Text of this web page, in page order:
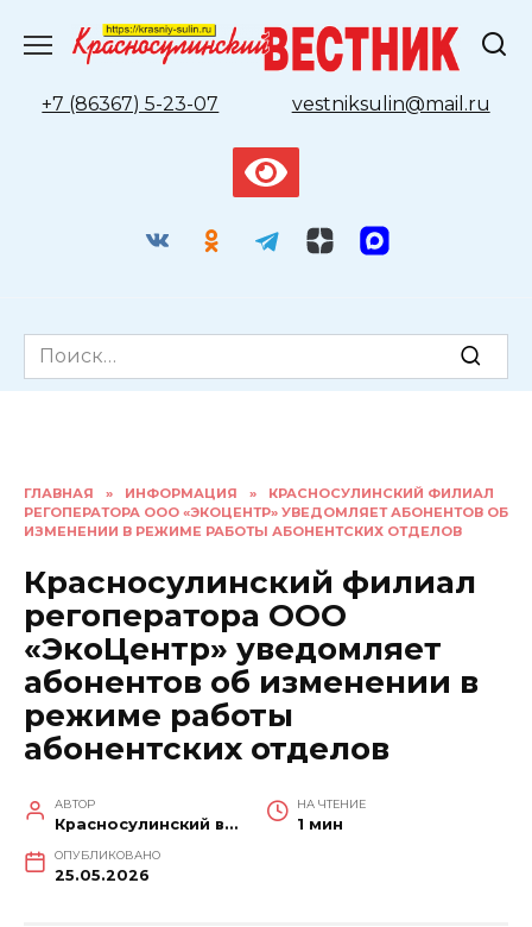
содержанию
+7 (86367) 5-23-07
vestniksulin@mail.ru
Search
for:
ГЛАВНАЯ » ИНФОРМАЦИЯ »
КРАСНОСУЛИНСКИЙ ФИЛИАЛ
РЕГОПЕРАТОРА ООО «ЭКОЦЕНТР» УВЕДОМЛЯЕТ АБОНЕНТОВ ОБ
ИЗМЕНЕНИИ В РЕЖИМЕ РАБОТЫ АБОНЕНТСКИХ ОТДЕЛОВ
Красносулинский филиал
регоператора ООО
«ЭкоЦентр» уведомляет
абонентов об изменении в
режиме работы
абонентских отделов
АВТОР
Красносулинский вестник
НА ЧТЕНИЕ
1 мин
ОПУБЛИКОВАНО
25.05.2026